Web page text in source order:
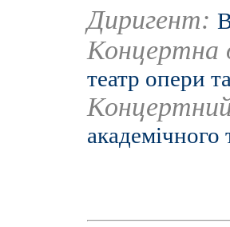
Диригент:
Концертна
театр опери
академічного